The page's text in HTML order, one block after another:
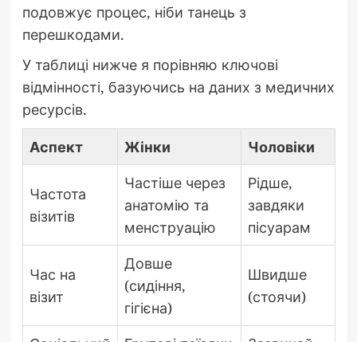
подовжує процес, ніби танець з
перешкодами.
У таблиці нижче я порівняю ключові
відмінності, базуючись на даних з медичних
ресурсів.
Аспект
Жінки Чоловіки
Частота
візитів
Частіше через
анатомію та
менструацію
Рідше,
завдяки
пісуарам
Час на
візит
Довше
(сидіння,
гігієна)
Швидше
(стоячи)